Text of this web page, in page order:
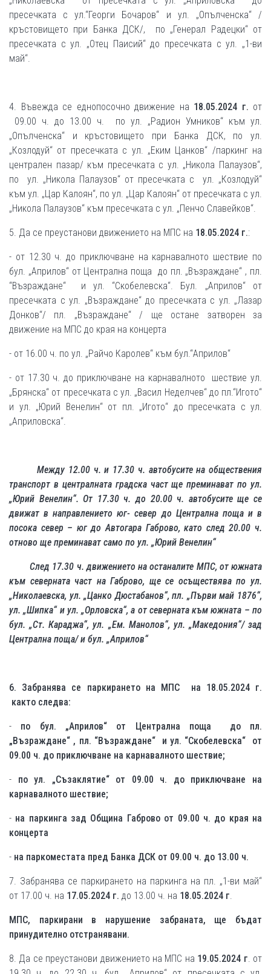
пресечката с ул.“Георги Бочаров“ и ул. „Опълченска“ /
кръстовището при Банка ДСК/, по „Генерал Радецки“ от
пресечката с ул. „Отец Паисий“ до пресечката с ул. „1-ви
май“.
4. Въвежда се еднопосочно движение на 18.05.2024 г. от
09.00 ч. до 13.00 ч. по ул. „Радион Умников“ към ул.
„Опълченска“ и кръстовището при Банка ДСК, по ул.
„Козлодуй“ от пресечката с ул. „Еким Цанков“ /паркинг на
централен пазар/ към пресечката с ул. „Никола Палаузов“,
по ул. „Никола Палаузов“ от пресечката с ул. „Козлодуй“
към ул. „Цар Калоян“, по ул. „Цар Калоян“ от пресечката с ул.
„Никола Палаузов“ към пресечката с ул. „Пенчо Славейков“.
5. Да се преустанови движението на МПС на 18.05.2024 г.:
- от 12.30 ч. до приключване на карнавалното шествие по
бул. „Априлов“ от Централна поща до пл. „Възраждане“ , пл.
“Възраждане“ и ул. “Скобелевска“. Бул. „Априлов“ от
пресечката с ул. „Възраждане“ до пресечката с ул. „Лазар
Донков“/ пл. „Възраждане“ / ще остане затворен за
движение на МПС до края на концерта
- от 16.00 ч. по ул. „Райчо Каролев“ към бул.“Априлов“
- от 17.30 ч. до приключване на карнавалното шествие ул.
„Брянска“ от пресечката с ул. „Васил Неделчев“ до пл.“Игото“
и ул. „Юрий Венелин“ от пл. „Игото“ до пресечката с ул.
„Априловска“.
Между 12.00 ч. и 17.30 ч. автобусите на обществения
транспорт в централната градска част ще преминават по ул.
„Юрий Венелин“. От 17.30 ч. до 20.00 ч. автобусите ще се
движат в направлението юг- север до Централна поща и в
посока север – юг до Автогара Габрово, като след 20.00 ч.
отново ще преминават само по ул. „Юрий Венелин“
След 17.30 ч. движението на останалите МПС, от южната
към северната част на Габрово, ще се осъществява по ул.
„Николаевска, ул. „Цанко Дюстабанов“, пл. „Първи май 1876“,
ул. „Шипка“ и ул. „Орловска“, а от северната към южната – по
бул. „Ст. Караджа“, ул. „Ем. Манолов“, ул. „Македония“/ зад
Централна поща/ и бул. „Априлов“
6. Забранява се паркирането на МПС на 18.05.2024 г.
както следва:
- по бул. „Априлов“ от Централна поща до пл.
„Възраждане“ , пл. “Възраждане“ и ул. “Скобелевска“ от
09.00 ч. до приключване на карнавалното шествие;
- по ул. „Съзаклятие“ от 09.00 ч. до приключване на
карнавалното шествие;
- на паркинга зад Община Габрово от 09.00 ч. до края на
концерта
- на паркоместата пред Банка ДСК от 09.00 ч. до 13.00 ч.
7. Забранява се паркирането на паркинга на пл. „1-ви май“
от 17.00 ч. на 17.05.2024 г. до 13.00 ч. на 18.05.2024 г.
МПС, паркирани в нарушение забраната, ще бъдат
принудително отстранявани.
8. Да се преустанови движението на МПС на 19.05.2024 г. от